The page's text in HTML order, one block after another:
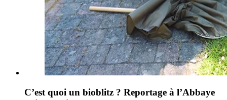
C’est quoi un bioblitz ? Reportage à l’Abbaye